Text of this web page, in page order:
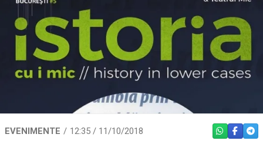
EVENIMENTE 12:35 / 11/10/2018 WHATSAPP